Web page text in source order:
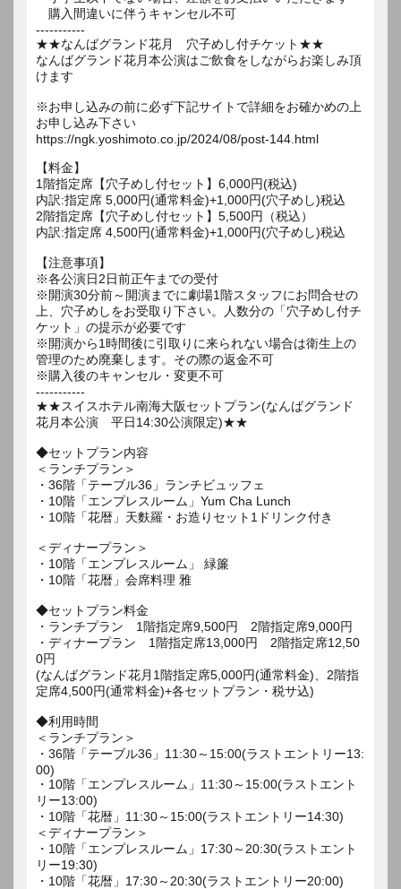
購入間違いに伴うキャンセル不可
-----------
★★なんばグランド花月 穴子めし付チケット★★
なんばグランド花月本公演はご飲食をしながらお楽しみ頂
けます
※お申し込みの前に必ず下記サイトで詳細をお確かめの上
お申し込み下さい
https://ngk.yoshimoto.co.jp/2024/08/post-144.html
【料金】
1階指定席【穴子めし付セット】6,000円(税込)
内訳:指定席 5,000円(通常料金)+1,000円(穴子めし)税込
2階指定席【穴子めし付セット】5,500円（税込）
内訳:指定席 4,500円(通常料金)+1,000円(穴子めし)税込
【注意事項】
※各公演日2日前正午までの受付
※開演30分前～開演までに劇場1階スタッフにお問合せの
上、穴子めしをお受取り下さい。人数分の「穴子めし付チ
ケット」の提示が必要です
※開演から1時間後に引取りに来られない場合は衛生上の
管理のため廃棄します。その際の返金不可
※購入後のキャンセル・変更不可
-----------
★★スイスホテル南海大阪セットプラン(なんばグランド
花月本公演 平日14:30公演限定)★★
◆セットプラン内容
＜ランチプラン＞
・36階「テーブル36」ランチビュッフェ
・10階「エンプレスルーム」Yum Cha Lunch
・10階「花暦」天麩羅・お造りセット1ドリンク付き
＜ディナープラン＞
・10階「エンプレスルーム」 緑簾
・10階「花暦」会席料理 雅
◆セットプラン料金
・ランチプラン 1階指定席9,500円 2階指定席9,000円
・ディナープラン 1階指定席13,000円 2階指定席12,50
0円
(なんばグランド花月1階指定席5,000円(通常料金)、2階指
定席4,500円(通常料金)+各セットプラン・税サ込)
◆利用時間
＜ランチプラン＞
・36階「テーブル36」11:30～15:00(ラストエントリー13:
00)
・10階「エンプレスルーム」11:30～15:00(ラストエント
リー13:00)
・10階「花暦」11:30～15:00(ラストエントリー14:30)
＜ディナープラン＞
・10階「エンプレスルーム」17:30～20:30(ラストエント
リー19:30)
・10階「花暦」17:30～20:30(ラストエントリー20:00)